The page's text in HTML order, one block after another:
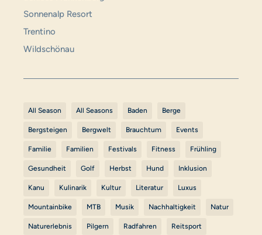
Sonnenalp Resort
Trentino
Wildschönau
All Season All Seasons Baden Berge
Bergsteigen Bergwelt Brauchtum Events
Familie Familien Festivals Fitness Frühling
Gesundheit Golf Herbst Hund Inklusion
Kanu Kulinarik Kultur Literatur Luxus
Mountainbike MTB Musik Nachhaltigkeit Natur
Naturerlebnis Pilgern Radfahren Reitsport